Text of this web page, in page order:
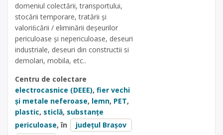
domeniul colectării, transportului,
stocării temporare, tratării şi
valoriﬁcării / eliminării deşeurilor
periculoase şi nepericuloase, deseuri
industriale, deseuri din constructii si
demolari, mobila, etc..
Centru de colectare
electrocasnice (DEEE), fier vechi
și metale neferoase, lemn, PET,
plastic, sticlă, substanțe
periculoase, în
județul Brașov